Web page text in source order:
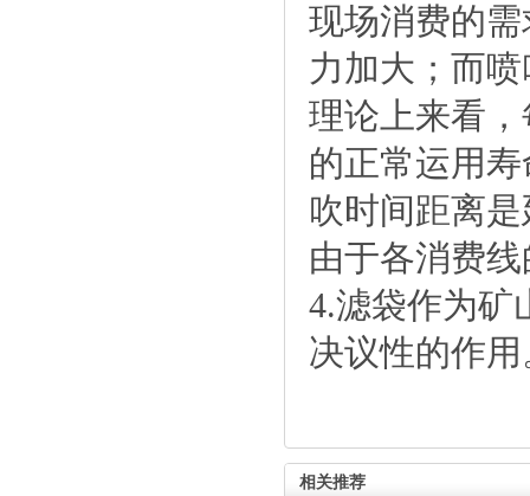
现场消费的
力加大；而
理论上来看
的正常运用
吹时间距离
由于各消费
4.滤袋作为矿
决议性的作用
相关推荐